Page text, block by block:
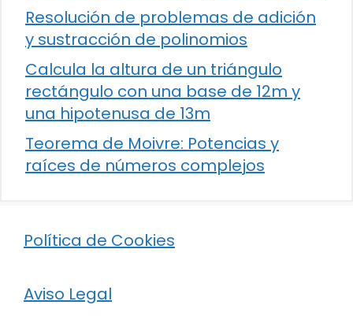
Resolución de problemas de adición
y sustracción de polinomios
Calcula la altura de un triángulo
rectángulo con una base de 12m y
una hipotenusa de 13m
Teorema de Moivre: Potencias y
raíces de números complejos
Política de Cookies
Aviso Legal